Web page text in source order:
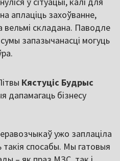
аплаціць захоўванне,
вельмі складана. Паводле
запазычанасці могуць
Кястуціс Будрыс
дапамагаць бізнесу
ужо заплаціла
такія спосабы. Мы гатовыя